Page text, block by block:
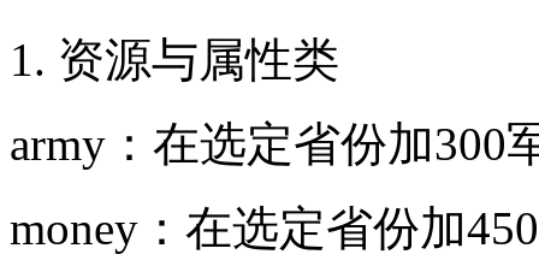
1. 资源与属性类
army：在选定省份加300
money：在选定省份加